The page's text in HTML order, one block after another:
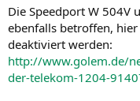
:
Die Speedport W 504V
ebenfalls betroffen,
deaktiviert werden:
http://www.golem.de/
der-telekom-1204-